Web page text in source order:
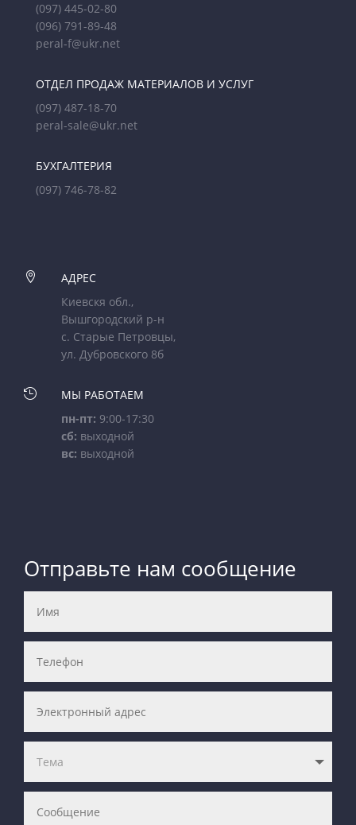
(097) 445-02-80
(096) 791-89-48
peral-f@ukr.net
ОТДЕЛ ПРОДАЖ МАТЕРИАЛОВ И УСЛУГ
(097) 487-18-70
peral-sale@ukr.net
БУХГАЛТЕРИЯ
(097) 746-78-82

АДРЕС
Киевскя обл.,
Вышгородский р-н
с. Старые Петровцы,
ул. Дубровского 8б

МЫ РАБОТАЕМ
пн-пт: 9:00-17:30
сб: выходной
вс: выходной
Отправьте нам сообщение